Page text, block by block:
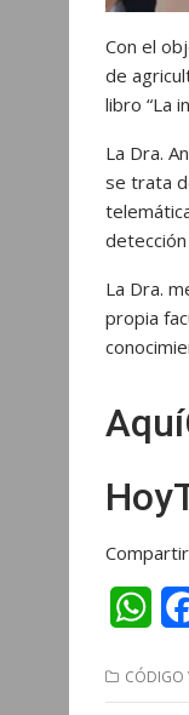
Con el
de
libro “La
La Dra.
se trata
La Dra.
propia
W
a
CÓDIGO